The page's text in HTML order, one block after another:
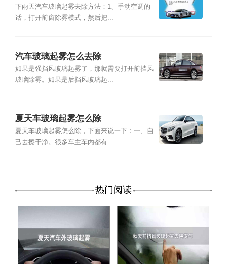
下雨天汽车玻璃起雾去除方法：1、手动空调的
话，打开前窗除雾模式，然后把...
汽车玻璃起雾怎么去除
如果是强挡风玻璃起雾了，那就需要打开前挡风
玻璃除雾。如果是后挡风玻璃起...
夏天车玻璃起雾怎么除
夏天车玻璃起雾怎么除，下面来说一下：一、自
己去擦干净。很多车主车内都有...
热门阅读